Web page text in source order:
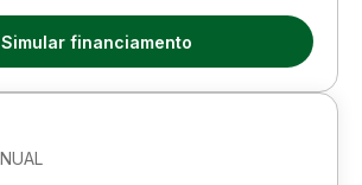
Simular financiamento